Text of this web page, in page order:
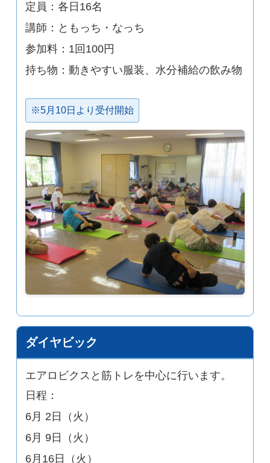
定員：各日16名
講師：ともっち・なっち
参加料：1回100円
持ち物：動きやすい服装、水分補給の飲み物
※5月10日より受付開始
ダイヤビック
エアロビクスと筋トレを中心に行います。
日程：
6月 2日（火）
6月 9日（火）
6月16日（火）